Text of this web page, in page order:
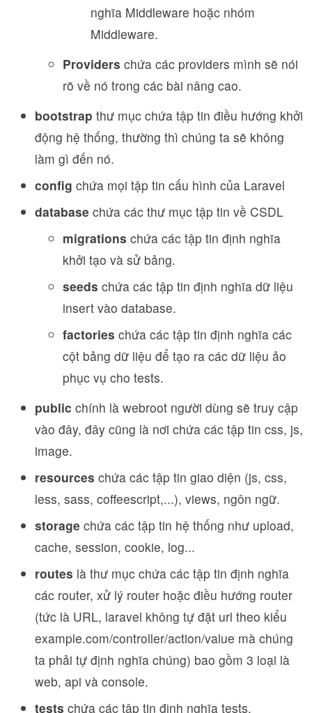
nghĩa Middleware hoặc nhóm
Middleware.
Providers chứa các providers mình sẽ nói
rõ về nó trong các bài nâng cao.
bootstrap thư mục chứa tập tin điều hướng khởi
động hệ thống, thường thì chúng ta sẽ không
làm gì đến nó.
config chứa mọi tập tin cấu hình của Laravel
database chứa các thư mục tập tin về CSDL
migrations chứa các tập tin định nghĩa
khởi tạo và sử bảng.
seeds chứa các tập tin định nghĩa dữ liệu
insert vào database.
factories chứa các tập tin định nghĩa các
cột bảng dữ liệu để tạo ra các dữ liệu ảo
phục vụ cho tests.
public chính là webroot người dùng sẽ truy cập
vào đây, đây cũng là nơi chứa các tập tin css, js,
image.
resources chứa các tập tin giao diện (js, css,
less, sass, coffeescript,...), views, ngôn ngữ.
storage chứa các tập tin hệ thống như upload,
cache, session, cookie, log...
routes là thư mục chứa các tập tin định nghĩa
các router, xử lý router hoặc điều hướng router
(tức là URL, laravel không tự đặt url theo kiểu
example.com/controller/action/value mà chúng
ta phải tự định nghĩa chúng) bao gồm 3 loại là
web, api và console.
tests chứa các tập tin định nghĩa tests.